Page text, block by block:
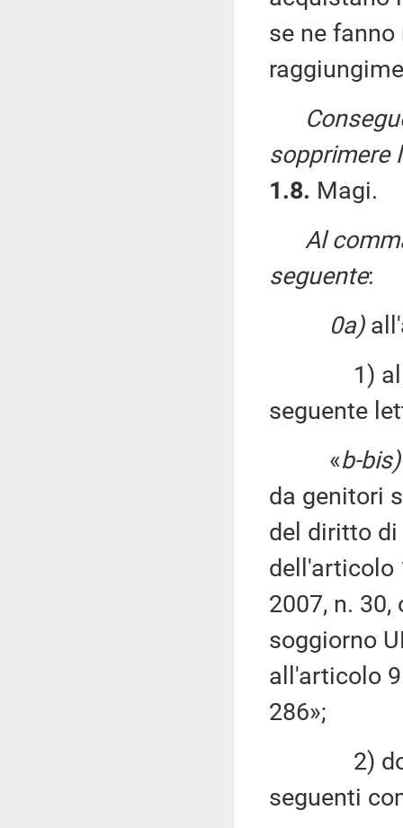
se ne
sopprimere
1.8. Magi.
Al
seguente:
0a)
1) al
seguente
«b-bis)
da genitori
del diritto
dell'articolo
2007, n.
soggiorno
all'articolo
286»;
2) dopo
seguenti